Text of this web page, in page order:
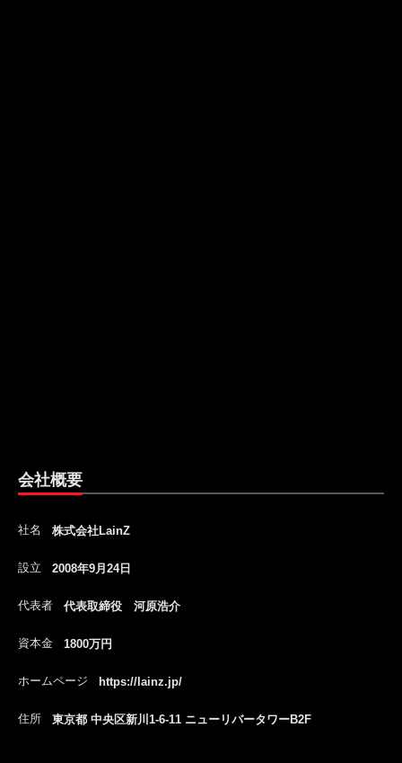
会社概要
社名 株式会社LainZ
設立 2008年9月24日
代表者 代表取締役 河原浩介
資本金 1800万円
ホームページ https://lainz.jp/
住所 東京都 中央区新川1-6-11 ニューリバータワーB2F